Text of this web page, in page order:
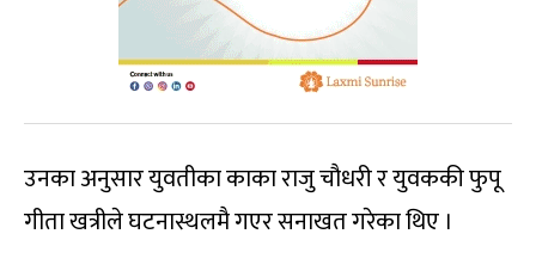
उनका अनुसार युवतीका काका राजु चौधरी र युवककी फुपू
गीता खत्रीले घटनास्थलमै गएर सनाखत गरेका थिए ।